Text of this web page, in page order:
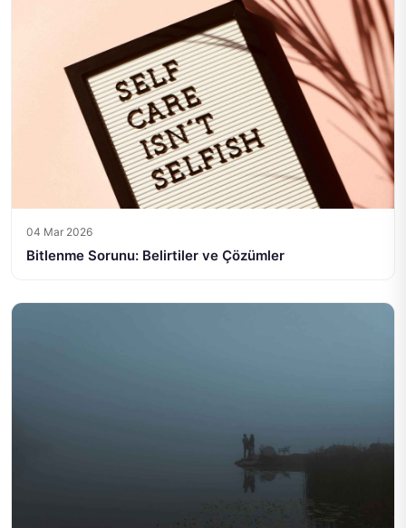
04 Mar 2026
Bitlenme Sorunu: Belirtiler ve Çözümler